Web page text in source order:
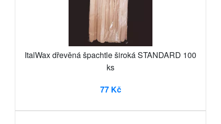
ItalWax dřevěná špachtle široká STANDARD 100
ks
77 Kč